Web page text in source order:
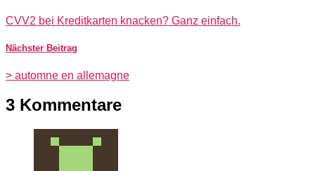
CVV2 bei Kreditkarten knacken? Ganz einfach.
Nächster Beitrag
> automne en allemagne
3 Kommentare